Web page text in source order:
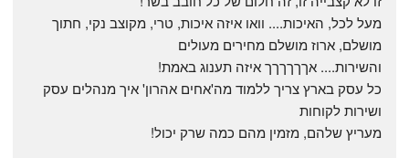
מושלם, ארוז מושלם מחירים מעולים
והשירות.... אךךךךךך איזה תענוג באמת!
ושירות לקוחות
מעריץ שלהם, מזמין מהם כמה שרק יכול!